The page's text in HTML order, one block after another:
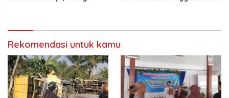
Rekomendasi untuk kamu